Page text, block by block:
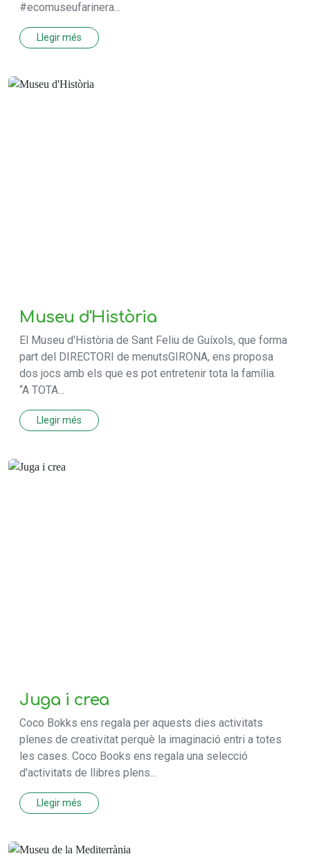
#ecomuseufarinera...
Llegir més
Museu d'Història
El Museu d'Història de Sant Feliu de Guíxols, que forma
part del DIRECTORI de menutsGIRONA, ens proposa
dos jocs amb els que es pot entretenir tota la família.
“A TOTA...
Llegir més
Juga i crea
Coco Bokks ens regala per aquests dies activitats
plenes de creativitat perquè la imaginació entri a totes
les cases. Coco Books ens regala una selecció
d'activitats de llibres plens...
Llegir més